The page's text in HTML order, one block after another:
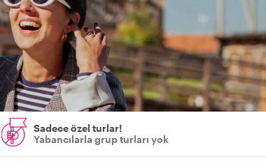
Sadece özel turlar!
Yabancılarla grup turları yok